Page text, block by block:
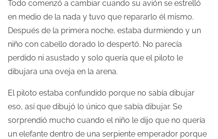
Todo comenzó a cambiar cuando su avión se estrelló
en medio de la nada y tuvo que repararlo él mismo.
Después de la primera noche, estaba durmiendo y un
niño con cabello dorado lo despertó. No parecía
perdido ni asustado y solo quería que el piloto le
dibujara una oveja en la arena.
El piloto estaba confundido porque no sabía dibujar
eso, así que dibujó lo único que sabía dibujar. Se
sorprendió mucho cuando el niño le dijo que no quería
un elefante dentro de una serpiente emperador porque